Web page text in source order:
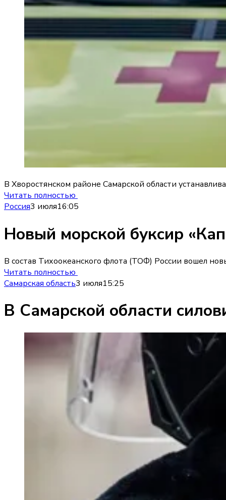
В Хворостянском районе Самарской области
Читать полностью
Россия3 июля16:05
Новый морской буксир
В состав Тихоокеанского флота (ТОФ) России вошел
Читать полностью
Самарская область3 июля15:25
В Самарской области